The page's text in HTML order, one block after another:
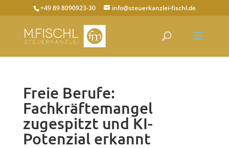
+49 89 8090923-30 info@steuerkanzlei-fischl.de
Freie Berufe:
Fachkräftemangel
zugespitzt und KI-
Potenzial erkannt